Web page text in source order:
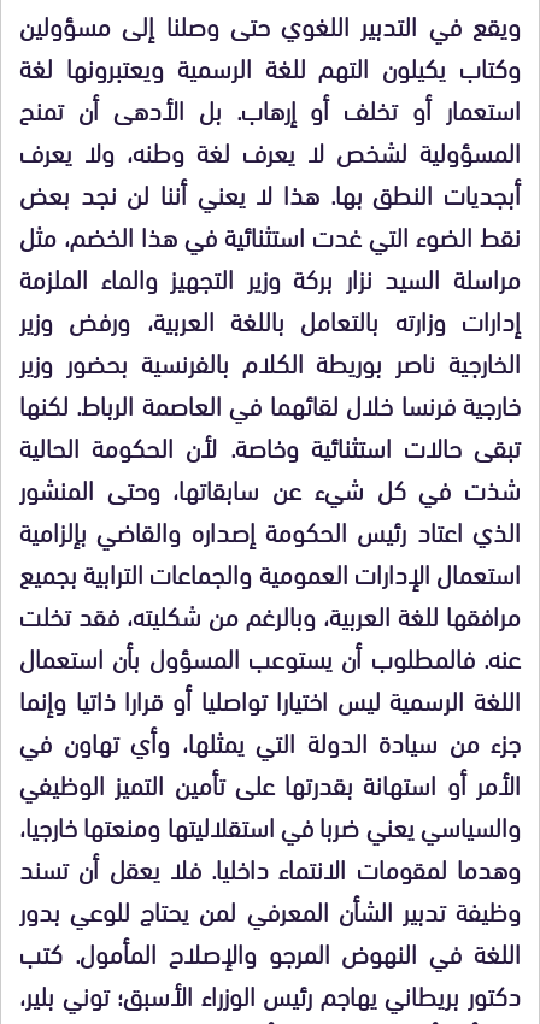
ويقع في التدبير اللغوي حتى وصلنا إلى مسؤولين
وكتاب يكيلون التهم للغة الرسمية ويعتبرونها لغة
استعمار أو تخلف أو إرهاب. بل الأدهى أن تمنح
المسؤولية لشخص لا يعرف لغة وطنه، ولا يعرف
أبجديات النطق بها. هذا لا يعني أننا لن نجد بعض
نقط الضوء التي غدت استثنائية في هذا الخضم، مثل
مراسلة السيد نزار بركة وزير التجهيز والماء الملزمة
إدارات وزارته بالتعامل باللغة العربية، ورفض وزير
الخارجية ناصر بوريطة الكلام بالفرنسية بحضور وزير
خارجية فرنسا خلال لقائهما في العاصمة الرباط. لكنها
تبقى حالات استثنائية وخاصة. لأن الحكومة الحالية
شذت في كل شيء عن سابقاتها، وحتى المنشور
الذي اعتاد رئيس الحكومة إصداره والقاضي بإلزامية
استعمال الإدارات العمومية والجماعات الترابية بجميع
مرافقها للغة العربية، وبالرغم من شكليته، فقد تخلت
عنه. فالمطلوب أن يستوعب المسؤول بأن استعمال
اللغة الرسمية ليس اختيارا تواصليا أو قرارا ذاتيا وإنما
جزء من سيادة الدولة التي يمثلها، وأي تهاون في
الأمر أو استهانة بقدرتها على تأمين التميز الوظيفي
والسياسي يعني ضربا في استقلاليتها ومنعتها خارجيا،
وهدما لمقومات الانتماء داخليا. فلا يعقل أن تسند
وظيفة تدبير الشأن المعرفي لمن يحتاج للوعي بدور
اللغة في النهوض المرجو والإصلاح المأمول. كتب
دكتور بريطاني يهاجم رئيس الوزراء الأسبق؛ توني بلير،